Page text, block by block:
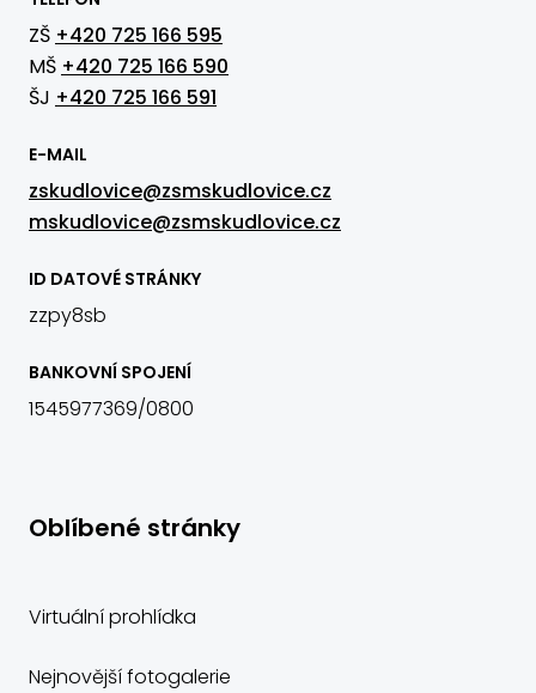
ZŠ +420 725 166 595
MŠ +420 725 166 590
ŠJ +420 725 166 591
E-MAIL
zskudlovice@zsmskudlovice.cz
mskudlovice@zsmskudlovice.cz
ID DATOVÉ STRÁNKY
zzpy8sb
BANKOVNÍ SPOJENÍ
1545977369/0800
Oblíbené stránky
Virtuální prohlídka
Nejnovější fotogalerie